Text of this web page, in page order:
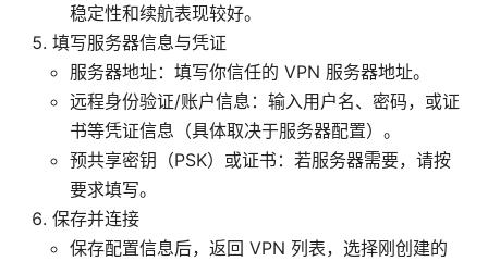
稳定性和续航表现较好。
填写服务器信息与凭证
服务器地址：填写你信任的 VPN 服务器地址。
远程身份验证/账户信息：输入用户名、密码，或证
书等凭证信息（具体取决于服务器配置）。
预共享密钥（PSK）或证书：若服务器需要，请按
要求填写。
保存并连接
保存配置信息后，返回 VPN 列表，选择刚创建的